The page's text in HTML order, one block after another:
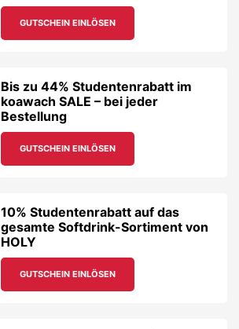
GUTSCHEIN EINLÖSEN
Bis zu 44% Studentenrabatt im
koawach SALE – bei jeder
Bestellung
GUTSCHEIN EINLÖSEN
10% Studentenrabatt auf das
gesamte Softdrink-Sortiment von
HOLY
GUTSCHEIN EINLÖSEN